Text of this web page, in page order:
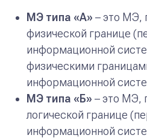
МЭ типа «А» – это МЭ,
физической границе
информационной
физическими
информационной
МЭ типа «Б» – это МЭ,
логической границе
информационной